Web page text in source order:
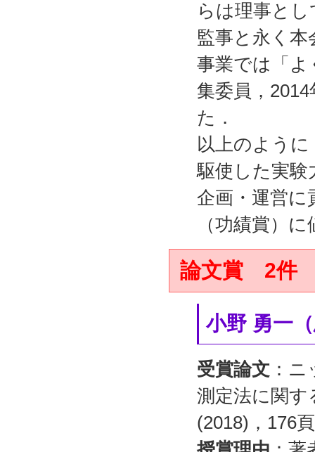
らは理事と
監事と永く
事業では「
集委員，
た．
以上のよう
駆使した実験
企画・運営に
（功績賞）
論文賞 2件
小野 勇一
受賞論文 ：
測定法に関す
(2018)，176